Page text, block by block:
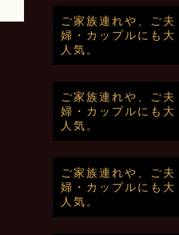
ご家族連れや、ご夫
婦・カップルにも大
人気。
ご家族連れや、ご夫
婦・カップルにも大
人気。
ご家族連れや、ご夫
婦・カップルにも大
人気。